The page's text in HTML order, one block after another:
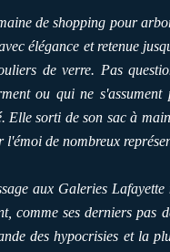
de shopping pour
élégance et retenue
de verre. Pas
ou qui ne
Elle sorti de son sac à
l'émoi de nombreux
aux Galeries
comme ses derniers
des hypocrisies et la